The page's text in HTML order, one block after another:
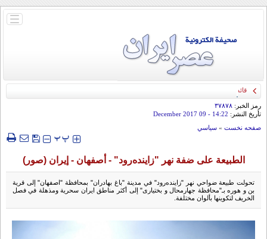
باز
قائد الحرس الثوري: إيران ستدمر أمريكا وإسرائيل والسعودية إذا تجاوزت خطوط طهران
الحمراء
رمز الخبر: ۳۷۸۷۸
تأريخ النشر: 14:22
- 09 December 2017
صفحه نخست » سياسي
‍‍‍ پپ
الطبیعة علی ضفة نهر "زاینده‌رود" - أصفهان - إيران (صور)
تحولت طبیعة ضواحي نهر "زاینده‌رود" في مدینة "باغ بهادران" بمحافظة "اصفهان" إلی قریة
بن و هوره بـ"محافظة جهارمحال و بختیاری" إلی أکثر مناطق ایران سحریة ومذهلة في فصل
الخریف لتکوینها بألوان مختلفة.